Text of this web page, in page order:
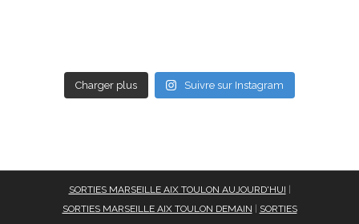
Charger plus Suivre sur Instagram
SORTIES MARSEILLE AIX TOULON AUJOURD'HUI
SORTIES MARSEILLE AIX TOULON DEMAIN
SORTIES